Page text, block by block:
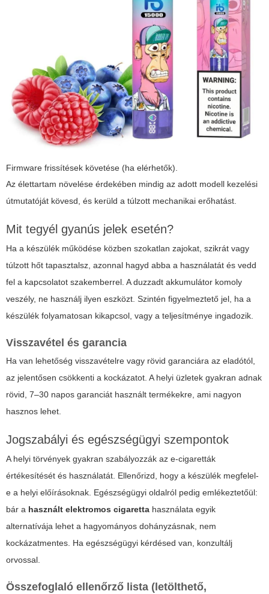
Firmware frissítések követése (ha elérhetők).
Az élettartam növelése érdekében mindig az adott modell kezelési
útmutatóját kövesd, és kerüld a túlzott mechanikai erőhatást.
Mit tegyél gyanús jelek esetén?
Ha a készülék működése közben szokatlan zajokat, szikrát vagy
túlzott hőt tapasztalsz, azonnal hagyd abba a használatát és vedd
fel a kapcsolatot szakemberrel. A duzzadt akkumulátor komoly
veszély, ne használj ilyen eszközt. Szintén figyelmeztető jel, ha a
készülék folyamatosan kikapcsol, vagy a teljesítménye ingadozik.
Visszavétel és garancia
Ha van lehetőség visszavételre vagy rövid garanciára az eladótól,
az jelentősen csökkenti a kockázatot. A helyi üzletek gyakran adnak
rövid, 7–30 napos garanciát használt termékekre, ami nagyon
hasznos lehet.
Jogszabályi és egészségügyi szempontok
A helyi törvények gyakran szabályozzák az e-cigaretták
értékesítését és használatát. Ellenőrizd, hogy a készülék megfelel-
e a helyi előírásoknak. Egészségügyi oldalról pedig emlékeztetőül:
bár a használt elektromos cigaretta használata egyik
alternatívája lehet a hagyományos dohányzásnak, nem
kockázatmentes. Ha egészségügyi kérdésed van, konzultálj
orvossal.
Összefoglaló ellenőrző lista (letölthető,